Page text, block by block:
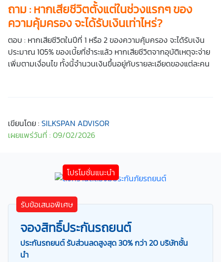
ถาม : หากเสียชีวิตตั้งแต่ในช่วงแรกๆ ของ
ความคุ้มครอง จะได้รับเงินเท่าไหร่?
ตอบ : หากเสียชีวิตในปีที่ 1 หรือ 2 ของความคุ้มครอง จะได้รับเงิน
ประมาณ 105% ของเบี้ยที่ชำระแล้ว หากเสียชีวิตจากอุบัติเหตุจะจ่าย
เพิ่มตามเงื่อนไข ทั้งนี้จำนวนเงินขึ้นอยู่กับรายละเอียดของแต่ละคน
เขียนโดย : SILKSPAN ADVISOR
เผยแพร่วันที่ : 09/02/2026
รับข้อเสนอพิเศษ
จองสิทธิ์ประกันรถยนต์
ประกันรถยนต์ รับส่วนลดสูงสุด 30% กว่า 20 บริษัทชั้น
นำ